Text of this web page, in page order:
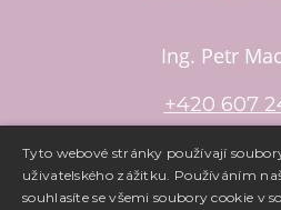
Ing. Petr
+420 607
Tyto webové stránky používají
uživatelského zážitku. Používáním
souhlasíte se všemi soubory cookie v